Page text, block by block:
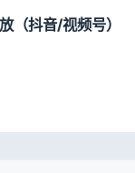
（抖音/视频号）